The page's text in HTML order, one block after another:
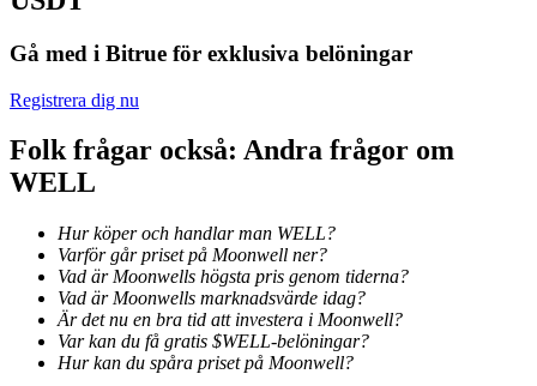
Njut av vinstdelning och kopieringshandelsprovisioner
Information
Big data-analys inklusive handelsinformation, etc.
Gå med i Bitrue för exklusiva belöningar
Registrera dig nu
Folk frågar också: Andra frågor om
WELL
Hur köper och handlar man WELL?
Varför går priset på Moonwell ner?
Vad är Moonwells högsta pris genom tiderna?
Vad är Moonwells marknadsvärde idag?
Är det nu en bra tid att investera i Moonwell?
Var kan du få gratis $WELL-belöningar?
Hur kan du spåra priset på Moonwell?